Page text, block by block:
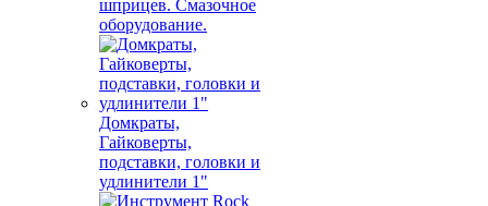
шприцев. Смазочное
оборудование.
Домкраты,
Гайковерты,
подставки, головки и
удлинители 1"